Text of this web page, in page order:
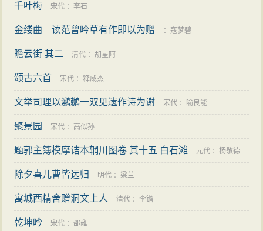
千叶梅 宋代 ：李石
金缕曲 读范曾吟草有作即以为赠 ：寇梦碧
瞻云街 其二 清代 ：胡星阿
颂古六首 宋代 ：释咸杰
文举司理以鸂鶒一双见遗作诗为谢 宋代 ： 喻良能
聚景园 宋代 ： 高似孙
题郭主簿模摩诘本辋川图卷 其十五 白石滩 元代 ：杨敬德
除夕喜儿曹皆远归 明代 ： 梁兰
寓城西精舍赠洞文上人 清代 ：李锴
乾坤吟 宋代 ：邵雍